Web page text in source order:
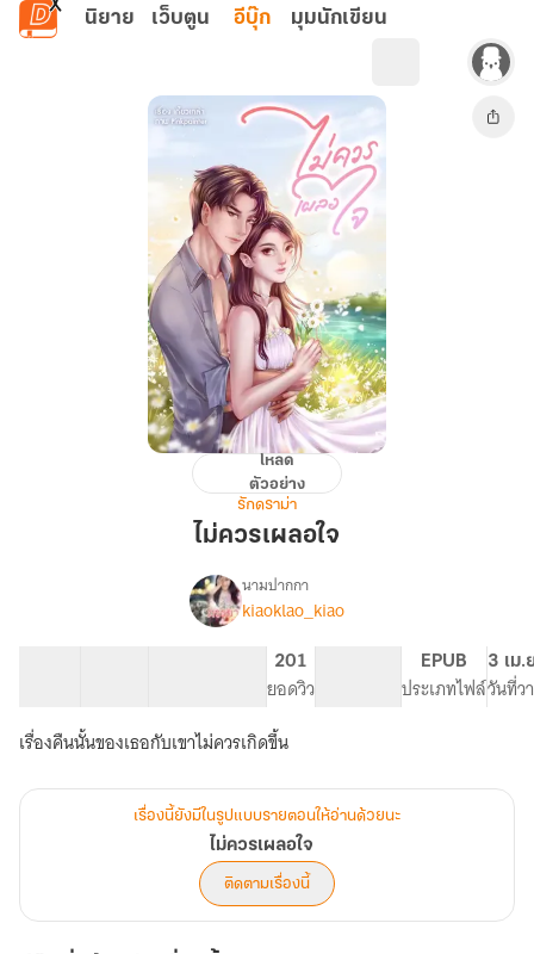
ข้ามไปยังเนื้อหาหลัก
นิยาย เว็บตูน อีบุ๊ก มุมนักเขียน
โหลด
ตัวอย่าง
รักดราม่า
ไม่ควรเผลอใจ
เรื่อง
ควร
เผลอ
ใจ
นามปากกา
kiaoklao_kiao
201
ยอดวิว
EPUB
ประเภทไฟล์
3 เม.
วันที่ว
เรื่องคืนนั้นของเธอกับเขาไม่ควรเกิดขึ้น
เรื่องนี้ยังมีในรูปแบบรายตอนให้อ่านด้วยนะ
ไม่ควรเผลอใจ
ติดตามเรื่องนี้